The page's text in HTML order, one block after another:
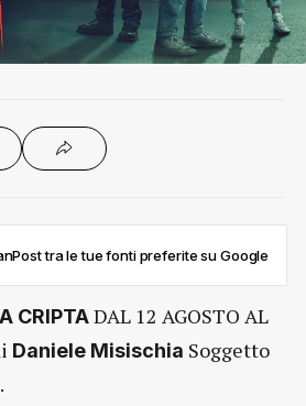
tra le tue fonti preferite su Google
CRIPTADAL 12 AGOSTO AL
Daniele Misischia Soggetto
.